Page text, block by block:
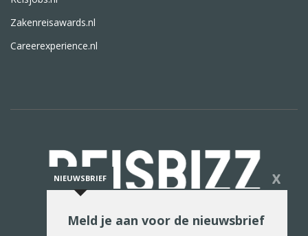
Zakenreisawards.nl
Careerexperience.nl
De reiswereld in woord en beeld
NIEUWSBRIEF X
Meld je aan voor de nieuwsbrief